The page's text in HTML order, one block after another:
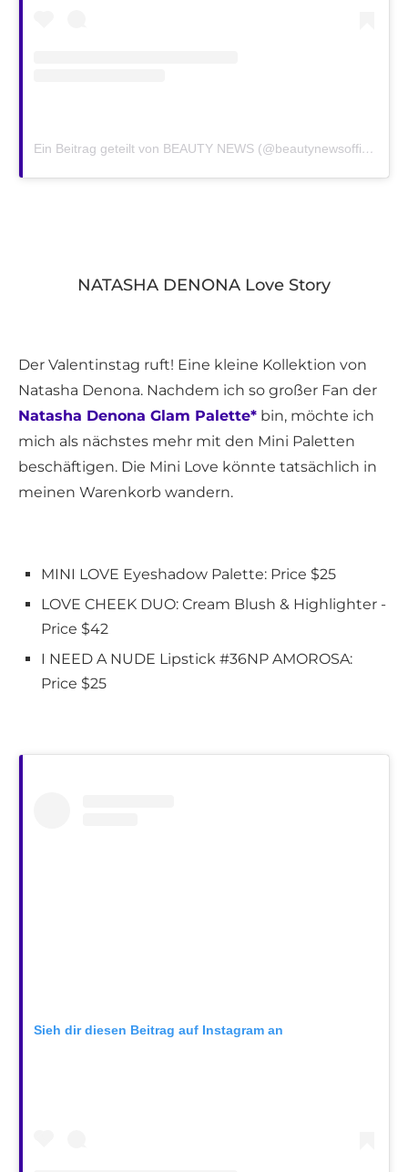
Ein Beitrag geteilt von BEAUTY NEWS (@beautynewsofficial)
NATASHA DENONA Love Story
Der Valentinstag ruft! Eine kleine Kollektion von
Natasha Denona. Nachdem ich so großer Fan der
Natasha Denona Glam Palette* bin, möchte ich
mich als nächstes mehr mit den Mini Paletten
beschäftigen. Die Mini Love könnte tatsächlich in
meinen Warenkorb wandern.
MINI LOVE Eyeshadow Palette: Price $25
LOVE CHEEK DUO: Cream Blush & Highlighter -
Price $42
I NEED A NUDE Lipstick #36NP AMOROSA:
Price $25
Sieh dir diesen Beitrag auf Instagram an